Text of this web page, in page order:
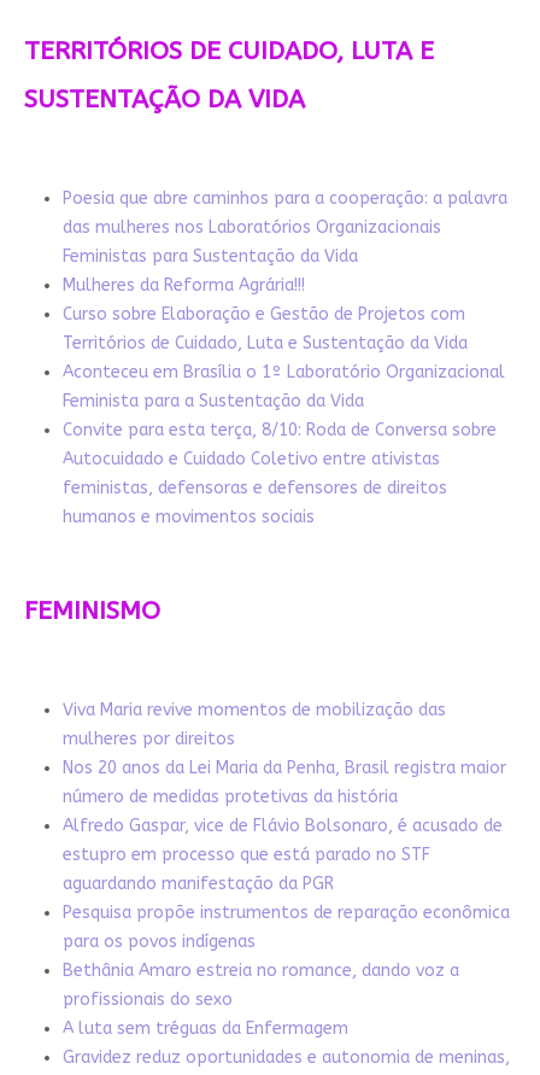
TERRITÓRIOS DE CUIDADO, LUTA E
SUSTENTAÇÃO DA VIDA
Poesia que abre caminhos para a cooperação: a palavra
das mulheres nos Laboratórios Organizacionais
Feministas para Sustentação da Vida
Mulheres da Reforma Agrária!!!
Curso sobre Elaboração e Gestão de Projetos com
Territórios de Cuidado, Luta e Sustentação da Vida
Aconteceu em Brasília o 1º Laboratório Organizacional
Feminista para a Sustentação da Vida
Convite para esta terça, 8/10: Roda de Conversa sobre
Autocuidado e Cuidado Coletivo entre ativistas
feministas, defensoras e defensores de direitos
humanos e movimentos sociais
FEMINISMO
Viva Maria revive momentos de mobilização das
mulheres por direitos
Nos 20 anos da Lei Maria da Penha, Brasil registra maior
número de medidas protetivas da história
Alfredo Gaspar, vice de Flávio Bolsonaro, é acusado de
estupro em processo que está parado no STF
aguardando manifestação da PGR
Pesquisa propõe instrumentos de reparação econômica
para os povos indígenas
Bethânia Amaro estreia no romance, dando voz a
profissionais do sexo
A luta sem tréguas da Enfermagem
Gravidez reduz oportunidades e autonomia de meninas,